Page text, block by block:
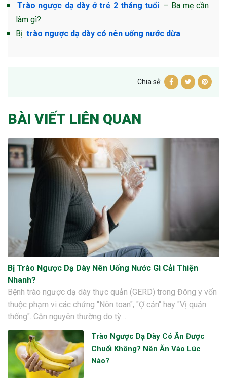
Trào ngược dạ dày ở trẻ 2 tháng tuổi – Ba mẹ cần
làm gì?
Bị trào ngược dạ dày có nên uống nước dừa
Chia sẻ:
BÀI VIẾT LIÊN QUAN
Bị Trào Ngược Dạ Dày Nên Uống Nước Gì Cải Thiện
Nhanh?
Bệnh trào ngược dạ dày thực quản (GERD) trong Đông y vốn
thuộc phạm vi các chứng "Nôn toan", "Ợ cản" hay "Vị quản
thống". Căn nguyên thường do tỳ…
Trào Ngược Dạ Dày Có Ăn Được
Chuối Không? Nên Ăn Vào Lúc
Nào?